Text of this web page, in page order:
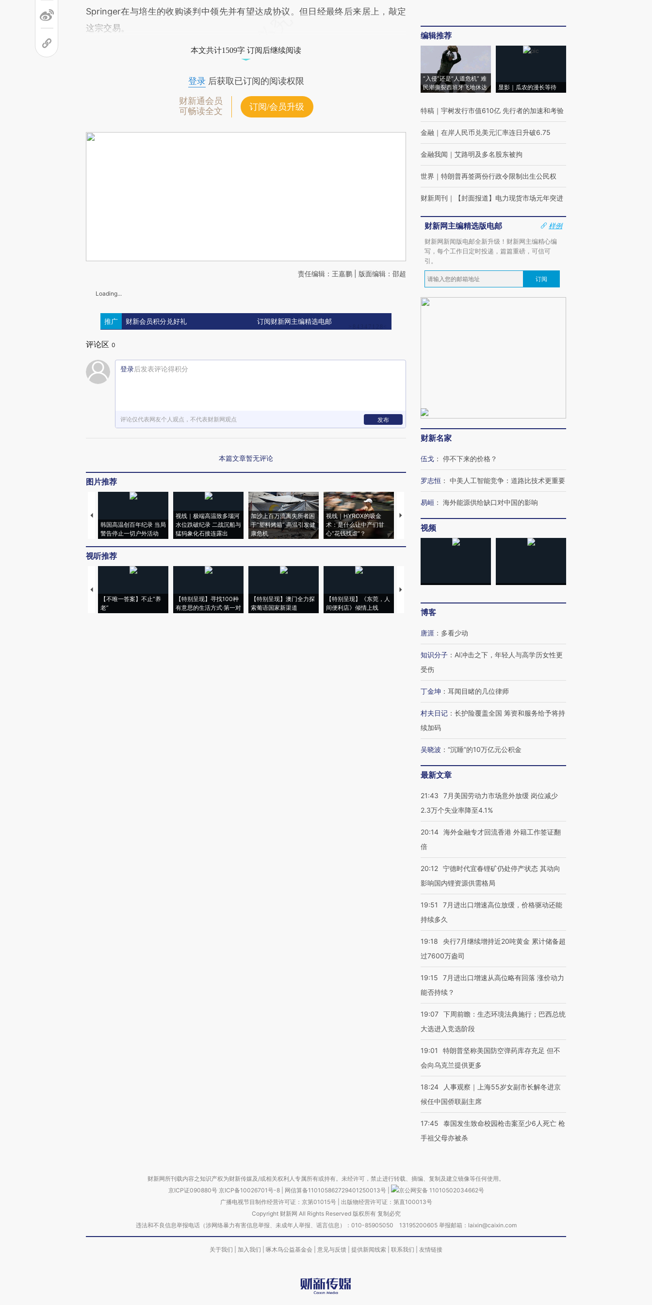
Springer在与培生的收购谈判中领先并有望达成协议。但日经最终后来居上，敲定
这宗交易。
本文共计1509字 订阅后继续阅读
登录后获取已订阅的阅读权限
财新通会员
可畅读全文
订阅/会员升级
责任编辑：王嘉鹏 | 版面编辑：邵超
Loading...
推广 财新会员积分兑好礼 订阅财新网主编精选电邮
评论区 0
登录后发表评论得积分
评论仅代表网友个人观点，不代表财新网观点 发布
本篇文章暂无评论
图片推荐
韩国高温创百年纪录 当局
警告停止一切户外活动
视线｜极端高温致多瑙河
水位跌破纪录 二战沉船与
猛犸象化石接连露出
加沙上百万流离失所者困
于“塑料烤箱” 高温引发健
康危机
视线｜HYROX的吸金
术：是什么让中产们甘
心“花钱找虐”？
马航飞行员跨国走私7万
粒摇头丸 尿检体内含3种
视听推荐
【不唯一答案】不止“养
老”
【特别呈现】寻找100种
有意思的生活方式·第一对
【特别呈现】澳门全力探
索葡语国家新渠道
【特别呈现】《东莞，人
间便利店》倾情上线
【推广】走进第四届链博
编辑推荐
“入侵”还是“人道危机” 难
民潮撕裂西班牙飞地休达
显影｜瓜农的漫长等待
特稿 ｜ 宇树发行市值610亿 先行者的加速和考验
金融 ｜ 在岸人民币兑美元汇率连日升破6.75
金融我闻 ｜ 艾路明及多名股东被拘
世界 ｜ 特朗普再签两份行政令限制出生公民权
财新周刊 ｜ 【封面报道】电力现货市场元年突进
财新网主编精选版电邮
样例
财新网新闻版电邮全新升级！财新网主编精心编
写，每个工作日定时投递，篇篇重磅，可信可
引。
订阅
财新名家
伍戈 ： 停不下来的价格？
罗志恒 ： 中美人工智能竞争：道路比技术更重要
易峘 ： 海外能源供给缺口对中国的影响
视频
博客
唐涯 ： 多看少动
知识分子 ： AI冲击之下，年轻人与高学历女性更
受伤
丁金坤 ： 耳闻目睹的几位律师
村夫日记 ： 长护险覆盖全国 筹资和服务给予将持
续加码
吴晓波 ： “沉睡”的10万亿元公积金
最新文章
21:43
7月美国劳动力市场意外放缓 岗位减少
2.3万个失业率降至4.1%
20:14 海外金融专才回流香港 外籍工作签证翻
倍
20:12 宁德时代宜春锂矿仍处停产状态 其动向
影响国内锂资源供需格局
19:51
7月进出口增速高位放缓，价格驱动还能
持续多久
19:18
央行7月继续增持近20吨黄金 累计储备超
过7600万盎司
19:15
7月进出口增速从高位略有回落 涨价动力
能否持续？
19:07 下周前瞻：生态环境法典施行；巴西总统
大选进入竞选阶段
19:01
特朗普坚称美国防空弹药库存充足 但不
会向乌克兰提供更多
18:24
人事观察｜上海55岁女副市长解冬进京
候任中国侨联副主席
17:45
泰国发生致命校园枪击案至少6人死亡 枪
手祖父母亦被杀
财新网所刊载内容之知识产权为财新传媒及/或相关权利人专属所有或持有。未经许可，禁止进行转载、摘编、复制及建立镜像等任何使用。
京ICP证090880号 京ICP备10026701号-8 网信算备110105862729401250013号
京公网安备 11010502034662号
广播电视节目制作经营许可证：京第01015号| 出版物经营许可证：第直100013号
Copyright 财新网 All Rights Reserved 版权所有 复制必究
违法和不良信息举报电话（涉网络暴力有害信息举报、未成年人举报、谣言信息）：010-85905050 13195200605 举报邮箱：laixin@caixin.com
关于我们 加入我们 啄木鸟公益基金会 意见与反馈 提供新闻线索 联系我们 友情链接